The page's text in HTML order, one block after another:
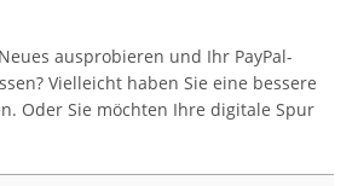
ausprobieren und Ihr PayPal-
Vielleicht haben Sie eine bessere
Oder Sie möchten Ihre digitale Spur